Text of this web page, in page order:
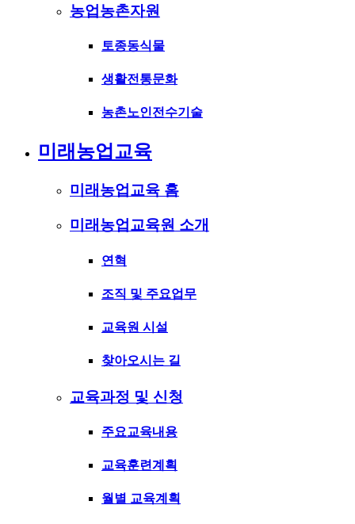
농업농촌자원
토종동식물
생활전통문화
농촌노인전수기술
미래농업교육
미래농업교육 홈
미래농업교육원 소개
연혁
조직 및 주요업무
교육원 시설
찾아오시는 길
교육과정 및 신청
주요교육내용
교육훈련계획
월별 교육계획